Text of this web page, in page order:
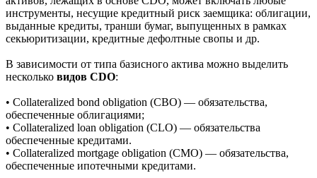
CDO — ценные бумаги, обеспеченные
диверсифицированным пулом активов, представленным
одним или несколькими типами долговых обязательств. Пул
инструменты, несущие кредитный риск заемщика: облигации,
выданные кредиты, транши бумаг, выпущенных в рамках
В зависимости от типа базисного актива можно выделить
нескольковидов CDO:
• Collateralized bond obligation (CBO) — обязательства,
обеспеченные облигациями;